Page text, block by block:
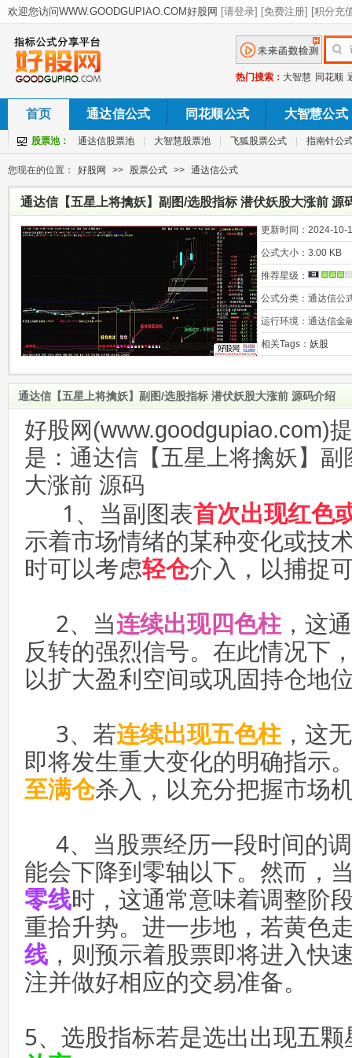
热门搜索： 大智慧 同花顺
首页 通达信公式 同花顺公式 大智慧公式
股票池： 通达信股票池 大智慧股票池 飞狐股票公式 指南针公
您现在的位置： 好股网 >> 股票公式 >> 通达信公式
通达信【五星上将擒妖】副图/选股指标 潜伏妖股大涨前 源
更新时间： 2024-10-
公式大小： 3.00 KB
推荐星级：
公式分类： 通达信公
运行环境： 通达信金
相关Tags： 妖股
通达信【五星上将擒妖】副图/选股指标 潜伏妖股大涨前 源码介绍
好股网(www.goodgupiao.com)
是：通达信【五星上将擒妖】
大涨前 源码
1、当副图表首次出现红色
示着市场情绪的某种变化或技
时可以考虑轻仓介入，以捕捉
2、当连续出现四色柱 ，这
反转的强烈信号。在此情况下
以扩大盈利空间或巩固持仓地
3、若连续出现五色柱 ，这
即将发生重大变化的明确指示
至满仓杀入，以充分把握市场
4、当股票经历一段时间的
能会下降到零轴以下。然而，
零线时，这通常意味着调整阶
重拾升势。进一步地，若黄色
线 ，则预示着股票即将进入快
注并做好相应的交易准备。
5、选股指标若是选出出现五